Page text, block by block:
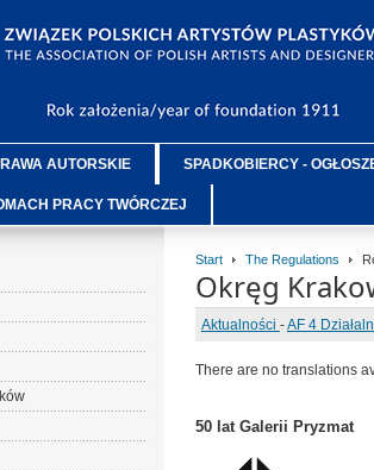
AUTORSKIE SPADKOBIERCY -
PRACY TWÓRCZEJ
Start The Regulations
Okręg
Aktualności -AF 4
There are no translations
50 lat Galerii Pryzmat